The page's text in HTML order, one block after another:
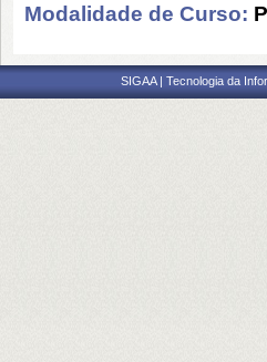
Modalidade de Curso:
SIGAA | Tecnologia da